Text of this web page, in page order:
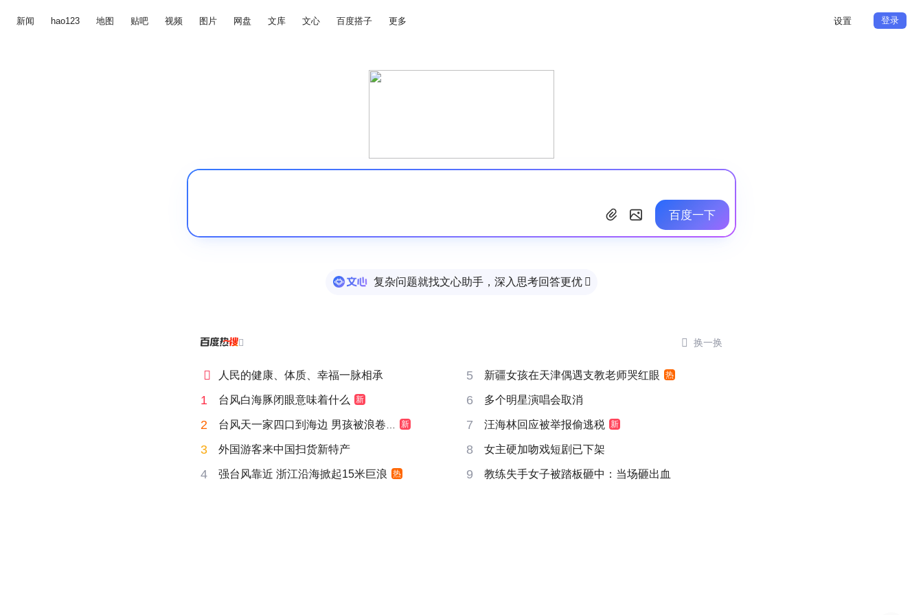
新闻 hao123 地图 贴吧 视频 图片 网盘 文库 文心 百度搭子 更多 设置 登录
百度一下
复杂问题就找文心助手，深入思考回答更优 
  换一换
 人民的健康、体质、幸福一脉相承 5 新疆女孩在天津偶遇支教老师哭红眼 热
1 台风白海豚闭眼意味着什么 新 6 多个明星演唱会取消
2 台风天一家四口到海边 男孩被浪卷走 新 7 汪海林回应被举报偷逃税 新
3 外国游客来中国扫货新特产 8 女主硬加吻戏短剧已下架
4 强台风靠近 浙江沿海掀起15米巨浪 热 9 教练失手女子被踏板砸中：当场砸出血